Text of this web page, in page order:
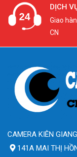
DỊCH
Giao
CN
CAMERA KIÊN GIANG
141A MAI THỊ